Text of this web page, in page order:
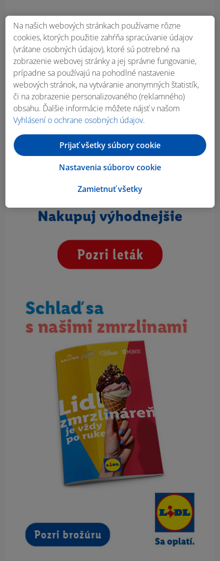
Obsah bočného panela
Na našich webových stránkach používame rôzne
cookies, ktorých použitie zahŕňa spracúvanie údajov
(vrátane osobných údajov), ktoré sú potrebné na
zobrazenie webovej stránky a jej správne fungovanie,
prípadne sa používajú na pohodlné nastavenie
webových stránok, na vytváranie anonymných štatistík,
či na zobrazenie personalizovaného (reklamného)
obsahu. Ďalšie informácie môžete nájsť v našom
Vyhlásení o ochrane osobných údajov.
Zamietnuť všetky
Nastavenia súborov cookie
Prijať všetky súbory cookie